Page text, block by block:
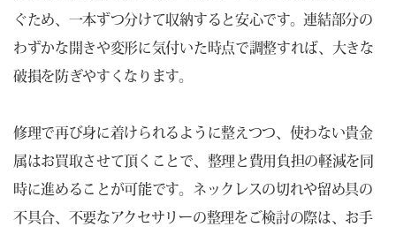
ぐため、一本ずつ分けて収納すると安心です。連結部分の
わずかな開きや変形に気付いた時点で調整すれば、大きな
破損を防ぎやすくなります。
修理で再び身に着けられるように整えつつ、使わない貴金
属はお買取させて頂くことで、整理と費用負担の軽減を同
時に進めることが可能です。ネックレスの切れや留め具の
不具合、不要なアクセサリーの整理をご検討の際は、お手